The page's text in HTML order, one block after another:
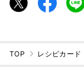
TOP レシピカード